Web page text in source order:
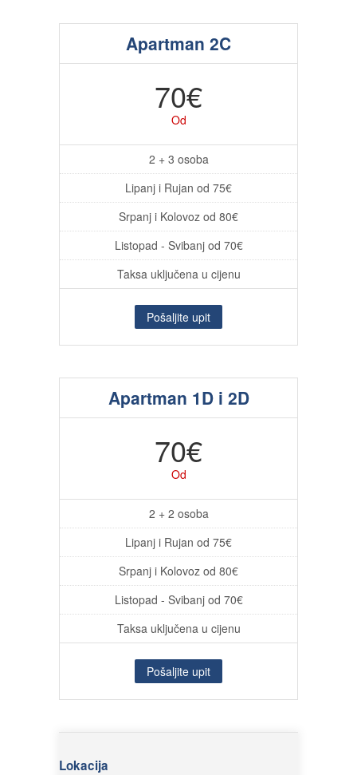
Apartman 2C
70€
Od
2 + 3 osoba
Lipanj i Rujan od 75€
Srpanj i Kolovoz od 80€
Listopad - Svibanj od 70€
Taksa uključena u cijenu
Pošaljite upit
Apartman 1D i 2D
70€
Od
2 + 2 osoba
Lipanj i Rujan od 75€
Srpanj i Kolovoz od 80€
Listopad - Svibanj od 70€
Taksa uključena u cijenu
Pošaljite upit
Lokacija